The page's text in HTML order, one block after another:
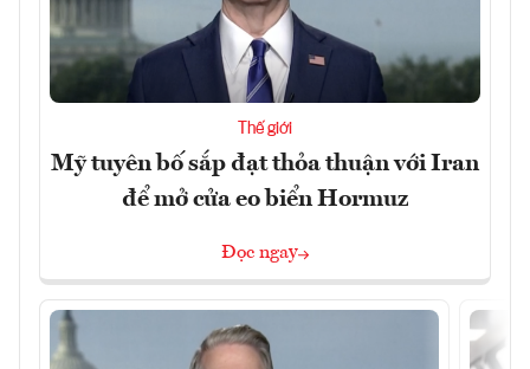
Thế giới
Mỹ tuyên bố sắp đạt thỏa thuận với Iran
để mở cửa eo biển Hormuz
Đọc ngay